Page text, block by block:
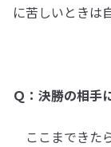
に苦しいときは
Ｑ：決勝の相手
ここまできた